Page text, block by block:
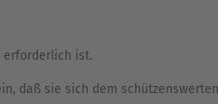
erforderlich ist.
daß sie sich dem schützenswerten